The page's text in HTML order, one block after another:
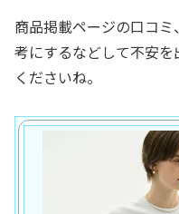
商品掲載ページの口コ
考にするなどして不安
くださいね。